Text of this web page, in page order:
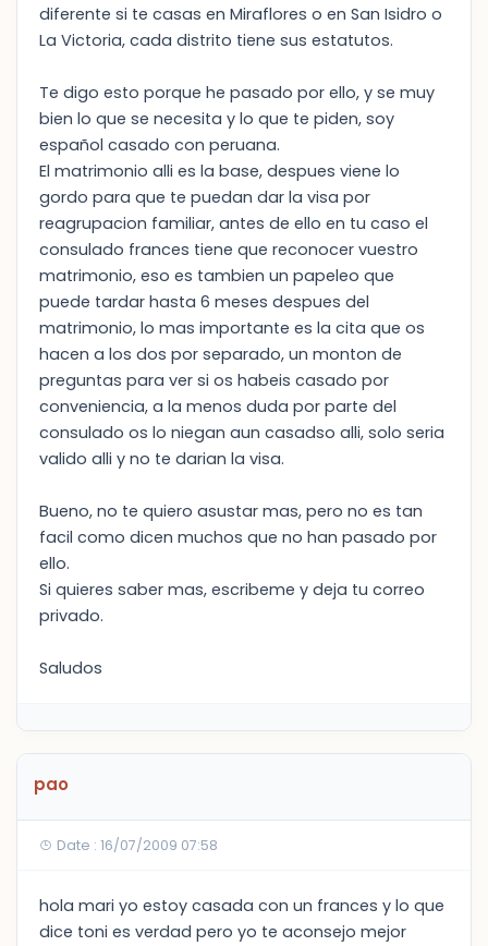
diferente si te casas en Miraflores o en San Isidro o
La Victoria, cada distrito tiene sus estatutos.
Te digo esto porque he pasado por ello, y se muy
bien lo que se necesita y lo que te piden, soy
español casado con peruana.
El matrimonio alli es la base, despues viene lo
gordo para que te puedan dar la visa por
reagrupacion familiar, antes de ello en tu caso el
consulado frances tiene que reconocer vuestro
matrimonio, eso es tambien un papeleo que
puede tardar hasta 6 meses despues del
matrimonio, lo mas importante es la cita que os
hacen a los dos por separado, un monton de
preguntas para ver si os habeis casado por
conveniencia, a la menos duda por parte del
consulado os lo niegan aun casadso alli, solo seria
valido alli y no te darian la visa.
Bueno, no te quiero asustar mas, pero no es tan
facil como dicen muchos que no han pasado por
ello.
Si quieres saber mas, escribeme y deja tu correo
privado.
Saludos
pao
Date : 16/07/2009 07:58
hola mari yo estoy casada con un frances y lo que
dice toni es verdad pero yo te aconsejo mejor